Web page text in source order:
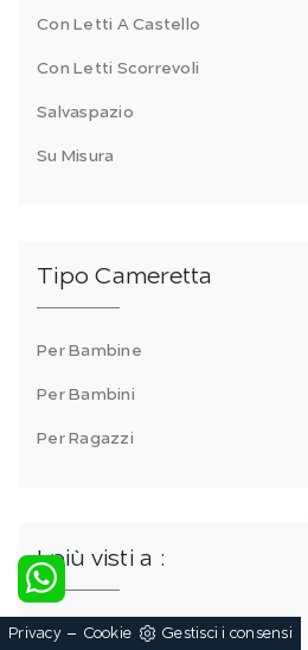
Con Letti A Castello
Con Letti Scorrevoli
Salvaspazio
Su Misura
Tipo Cameretta
Per Bambine
Per Bambini
Per Ragazzi
I più visti a :
Altamura
Privacy- Cookie Gestisci i consensi